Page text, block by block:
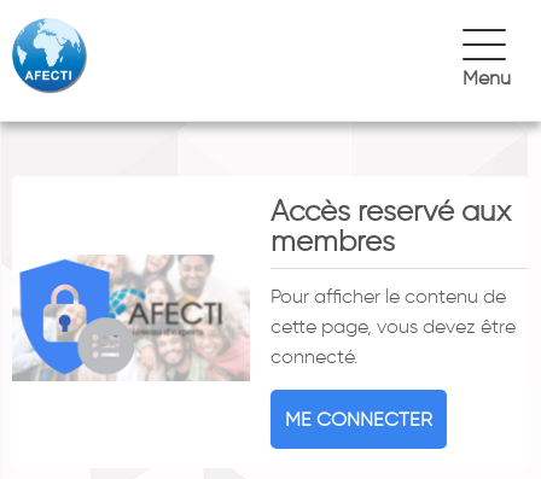
Menu
Accès reservé aux
membres
Pour afficher le contenu de
cette page, vous devez être
connecté.
ME CONNECTER